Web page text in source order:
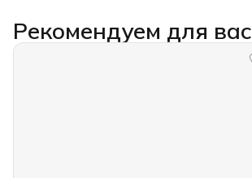
Рекомендуем для вас